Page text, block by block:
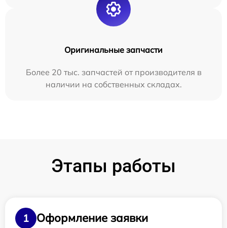
Оригинальные запчасти
Более 20 тыс. запчастей от производителя в
наличии на собственных складах.
Этапы работы
1
Оформление заявки